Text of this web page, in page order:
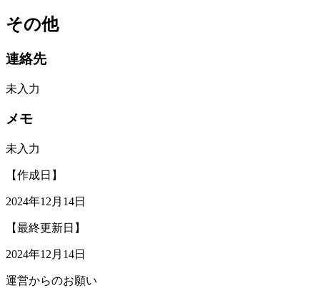
その他
連絡先
未入力
メモ
未入力
【作成日】
2024年12月14日
【最終更新日】
2024年12月14日
運営からのお願い